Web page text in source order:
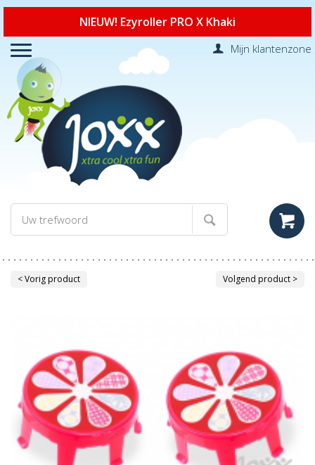
NIEUW! Ezyroller PRO X Khaki
Mijn klantenzone
< Vorig product Volgend product >